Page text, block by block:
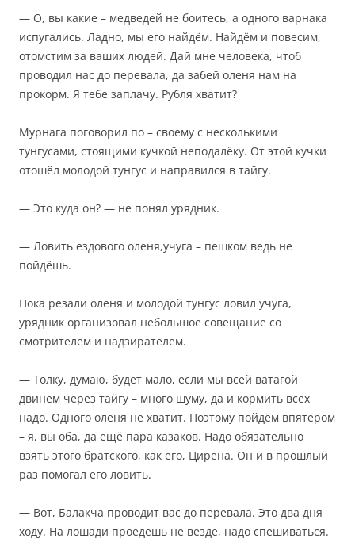
— О, вы какие – медведей не боитесь, а одного варнака
испугались. Ладно, мы его найдём. Найдём и повесим,
отомстим за ваших людей. Дай мне человека, чтоб
проводил нас до перевала, да забей оленя нам на
прокорм. Я тебе заплачу. Рубля хватит?
Мурнага поговорил по – своему с несколькими
тунгусами, стоящими кучкой неподалёку. От этой кучки
отошёл молодой тунгус и направился в тайгу.
— Это куда он? — не понял урядник.
— Ловить ездового оленя,учуга – пешком ведь не
пойдёшь.
Пока резали оленя и молодой тунгус ловил учуга,
урядник организовал небольшое совещание со
смотрителем и надзирателем.
— Толку, думаю, будет мало, если мы всей ватагой
двинем через тайгу – много шуму, да и кормить всех
надо. Одного оленя не хватит. Поэтому пойдём впятером
– я, вы оба, да ещё пара казаков. Надо обязательно
взять этого братского, как его, Цирена. Он и в прошлый
раз помогал его ловить.
— Вот, Балакча проводит вас до перевала. Это два дня
ходу. На лошади проедешь не везде, надо спешиваться.